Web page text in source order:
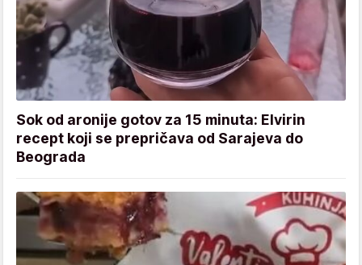
Sok od aronije gotov za 15 minuta: Elvirin
recept koji se prepričava od Sarajeva do
Beograda